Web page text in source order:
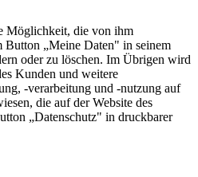
Möglichkeit, die von ihm
Button „Meine Daten" in seinem
oder zu löschen. Im Übrigen wird
Kunden und weitere
-verarbeitung und -nutzung auf
die auf der Website des
„Datenschutz" in druckbarer